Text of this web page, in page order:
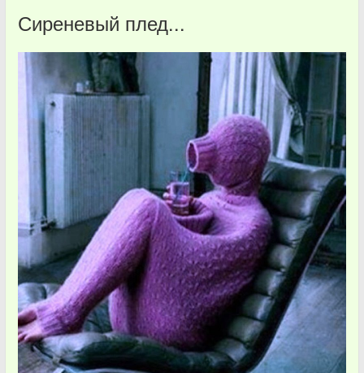
Сиреневый плед...